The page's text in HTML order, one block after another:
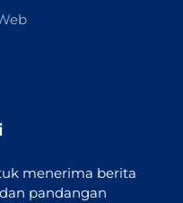
menerima berita
pandangan